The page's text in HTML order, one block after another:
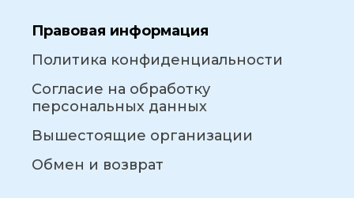
Правовая информация
Политика конфиденциальности
Согласие на обработку
персональных данных
Вышестоящие организации
Обмен и возврат